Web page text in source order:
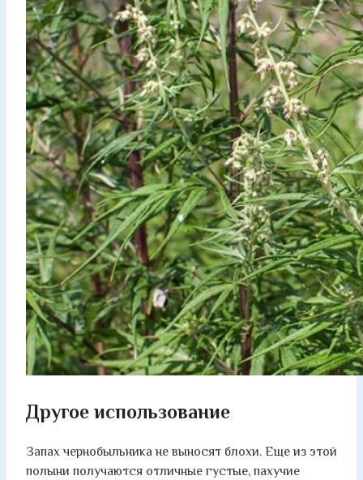
Другое использование
Запах чернобыльника не выносят блохи. Еще из этой
полыни получаются отличные густые, пахучие